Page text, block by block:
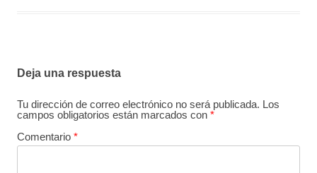
Deja una respuesta
Tu dirección de correo electrónico no será publicada. Los
campos obligatorios están marcados con *
Comentario *